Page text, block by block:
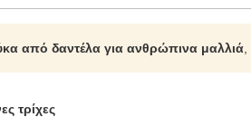
από δαντέλα για ανθρώπινα μαλλιά
τρίχες